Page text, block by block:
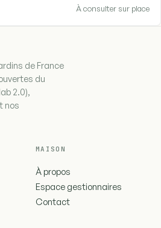
À consulter sur place
de France
du
2.0),
nos
MAISON
À propos
Espace gestionnaires
Contact